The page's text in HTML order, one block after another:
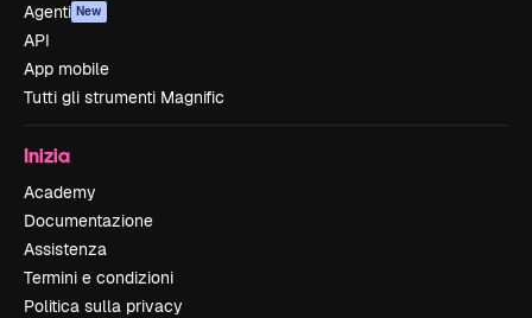
Agenti New
API
App mobile
Tutti gli strumenti Magnific
Inizia
Academy
Documentazione
Assistenza
Termini e condizioni
Politica sulla privacy